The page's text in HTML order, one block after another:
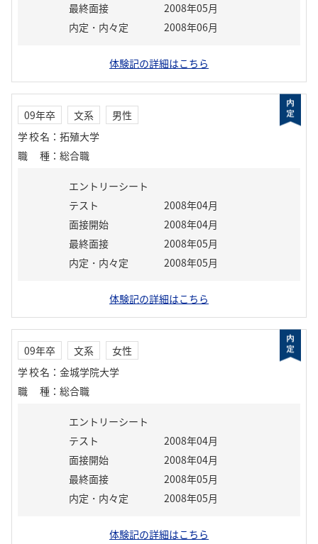
最終面接
2008年05月
内定・内々定
2008年06月
体験記の詳細はこちら
09年卒 文系
男性
学校名 ： 拓殖大学
職種 ： 総合職
エントリーシート
テスト
2008年04月
面接開始
2008年04月
最終面接
2008年05月
内定・内々定
2008年05月
体験記の詳細はこちら
09年卒 文系
女性
学校名 ： 金城学院大学
職種 ： 総合職
エントリーシート
テスト
2008年04月
面接開始
2008年04月
最終面接
2008年05月
内定・内々定
2008年05月
体験記の詳細はこちら